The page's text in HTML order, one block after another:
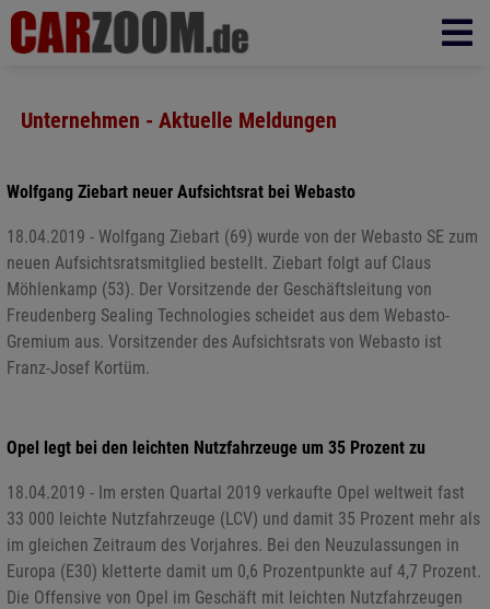
Unternehmen - Aktuelle Meldungen
Wolfgang Ziebart neuer Aufsichtsrat bei Webasto
18.04.2019 - Wolfgang Ziebart (69) wurde von der Webasto SE zum
neuen Aufsichtsratsmitglied bestellt. Ziebart folgt auf Claus
Möhlenkamp (53). Der Vorsitzende der Geschäftsleitung von
Freudenberg Sealing Technologies scheidet aus dem Webasto-
Gremium aus. Vorsitzender des Aufsichtsrats von Webasto ist
Franz-Josef Kortüm.
Opel legt bei den leichten Nutzfahrzeuge um 35 Prozent zu
18.04.2019 - Im ersten Quartal 2019 verkaufte Opel weltweit fast
33 000 leichte Nutzfahrzeuge (LCV) und damit 35 Prozent mehr als
im gleichen Zeitraum des Vorjahres. Bei den Neuzulassungen in
Europa (E30) kletterte damit um 0,6 Prozentpunkte auf 4,7 Prozent.
Die Offensive von Opel im Geschäft mit leichten Nutzfahrzeugen